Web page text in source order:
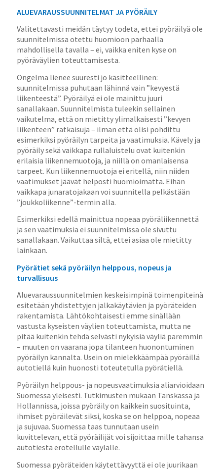
ALUEVARAUSSUUNNITELMAT JA PYÖRÄILY
Valitettavasti meidän täytyy todeta, ettei pyöräilyä ole
suunnitelmissa otettu huomioon parhaalla
mahdollisella tavalla – ei, vaikka eniten kyse on
pyöräväylien toteuttamisesta.
Ongelma lienee suuresti jo käsitteellinen:
suunnitelmissa puhutaan lähinnä vain ”kevyestä
liikenteestä”. Pyöräilyä ei ole mainittu juuri
sanallakaan. Suunnitelmista tuleekin sellainen
vaikutelma, että on mietitty ylimalkaisesti ”kevyen
liikenteen” ratkaisuja – ilman että olisi pohdittu
esimerkiksi pyöräilyn tarpeita ja vaatimuksia. Kävely ja
pyöräily sekä vaikkapa rullaluistelu ovat kuitenkin
erilaisia liikennemuotoja, ja niillä on omanlaisensa
tarpeet. Kun liikennemuotoja ei eritellä, niin niiden
vaatimukset jäävät helposti huomioimatta. Eihän
vaikkapa junaratojakaan voi suunnitella pelkästään
”joukkoliikenne”-termin alla.
Esimerkiksi edellä mainittua nopeaa pyöräliikennettä
ja sen vaatimuksia ei suunnitelmissa ole sivuttu
sanallakaan. Vaikuttaa siltä, ettei asiaa ole mietitty
lainkaan.
Pyörätiet sekä pyöräilyn helppous, nopeus ja
turvallisuus
Aluevaraussuunnitelmien keskeisimpinä toimenpiteinä
esitetään yhdistettyjen jalkakäytävien ja pyöräteiden
rakentamista. Lähtökohtaisesti emme sinällään
vastusta kyseisten väylien toteuttamista, mutta ne
pitää kuitenkin tehdä selvästi nykyisiä väyliä paremmin
– muuten on vaarana jopa tilanteen huonontuminen
pyöräilyn kannalta. Usein on mielekkäämpää pyöräillä
autotiellä kuin huonosti toteutetulla pyörätiellä.
Pyöräilyn helppous- ja nopeusvaatimuksia aliarvioidaan
Suomessa yleisesti. Tutkimusten mukaan Tanskassa ja
Hollannissa, joissa pyöräily on kaikkein suosituinta,
ihmiset pyöräilevät siksi, koska se on helppoa, nopeaa
ja sujuvaa. Suomessa taas tunnutaan usein
kuvittelevan, että pyöräilijät voi sijoittaa mille tahansa
autotiestä erotellulle väylälle.
Suomessa pyöräteiden käytettävyyttä ei ole juurikaan